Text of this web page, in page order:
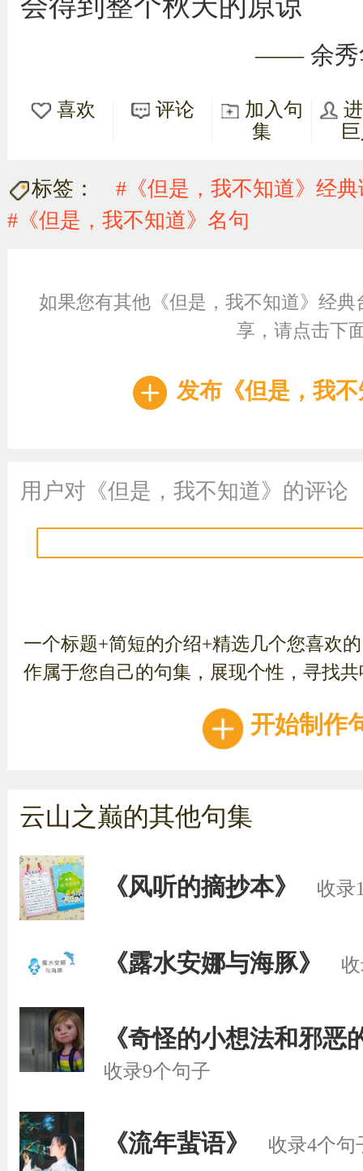
会得到整个秋天的原谅
—— 余
喜欢 评论
加入句
集
标签：
#《但是，我不知道》经
#《但是，我不知道》名句
如果您有其他《但是，我不知道》经
享，请点击下
发布《但是，我
用户对《但是，我不知道》的评论
一个标题+简短的介绍+精选几个您喜欢
作属于您自己的句集，展现个性，寻找
开始制作
云山之巅的其他句集
《风听的摘抄本》 收录
《露水安娜与海豚》
《奇怪的小想法和邪恶
收录9个句子
《流年蜚语》 收录4个句